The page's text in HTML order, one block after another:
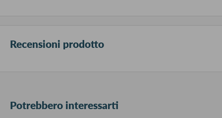
Recensioni prodotto
Potrebbero interessarti